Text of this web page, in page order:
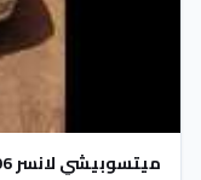
ميتسوبيشي لانسر 1996